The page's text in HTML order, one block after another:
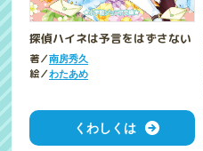
探偵ハイネは予言をはずさない
著／南房秀久
絵／わたあめ
くわしくは